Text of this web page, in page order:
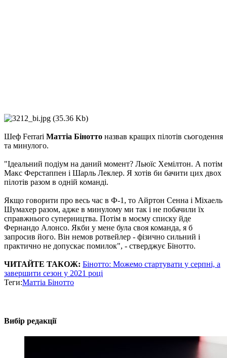
Шеф Ferrari Маттіа Бінотто назвав кращих пілотів сьогодення
та минулого.
"Ідеальний подіум на даний момент? Льюїс Хемілтон. А потім
Макс Ферстаппен і Шарль Леклер. Я хотів би бачити цих двох
пілотів разом в одній команді.
Якщо говорити про весь час в Ф-1, то Айртон Сенна і Міхаель
Шумахер разом, адже в минулому ми так і не побачили їх
справжнього суперництва. Потім в моєму списку йде
Фернандо Алонсо. Якби у мене була своя команда, я б
запросив його. Він немов ротвейлер - фізично сильний і
практично не допускає помилок", - стверджує Бінотто.
ЧИТАЙТЕ ТАКОЖ: Бінотто: Можемо стартувати у серпні, а
завершити сезон у 2021 році
Теги:Маттіа Бінотто
Вибір редакції